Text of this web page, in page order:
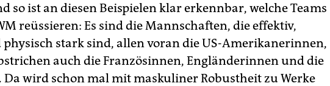
so ist an diesen Beispielen klar erkennbar, welche Teams
reüssieren: Es sind die Mannschaften, die effektiv,
stark sind, allen voran die US-Amerikanerinnen,
auch die Französinnen, Engländerinnen und die
Da wird schon mal mit maskuliner Robustheit zu Werke